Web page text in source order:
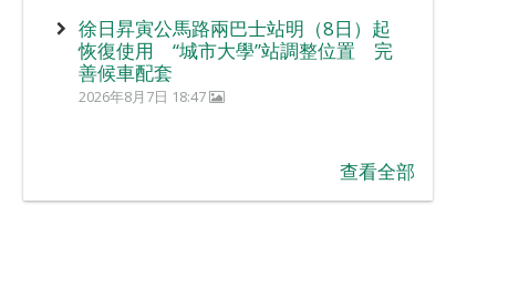
徐日昇寅公馬路兩巴士站明（8日）起
恢復使用 “城市大學”站調整位置 完
善候車配套
2026年8月7日 18:47
查看全部